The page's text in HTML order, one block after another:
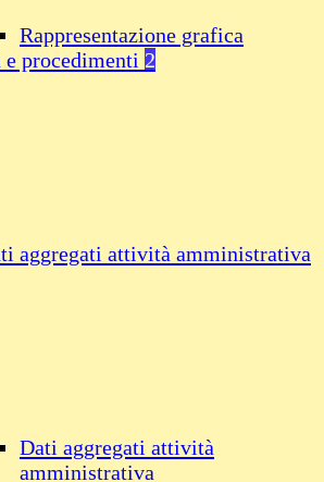
Rappresentazione grafica
procedimenti 2
aggregati attività amministrativa
Dati aggregati attività
amministrativa